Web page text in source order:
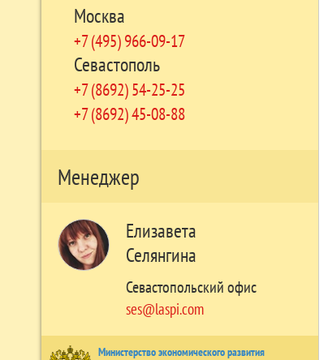
Москва
+7 (495) 966-09-17
Севастополь
+7 (8692) 54-25-25
+7 (8692) 45-08-88
Менеджер
Елизавета
Селянгина
Севастопольский офис
ses@laspi.com
Министерство экономического развития